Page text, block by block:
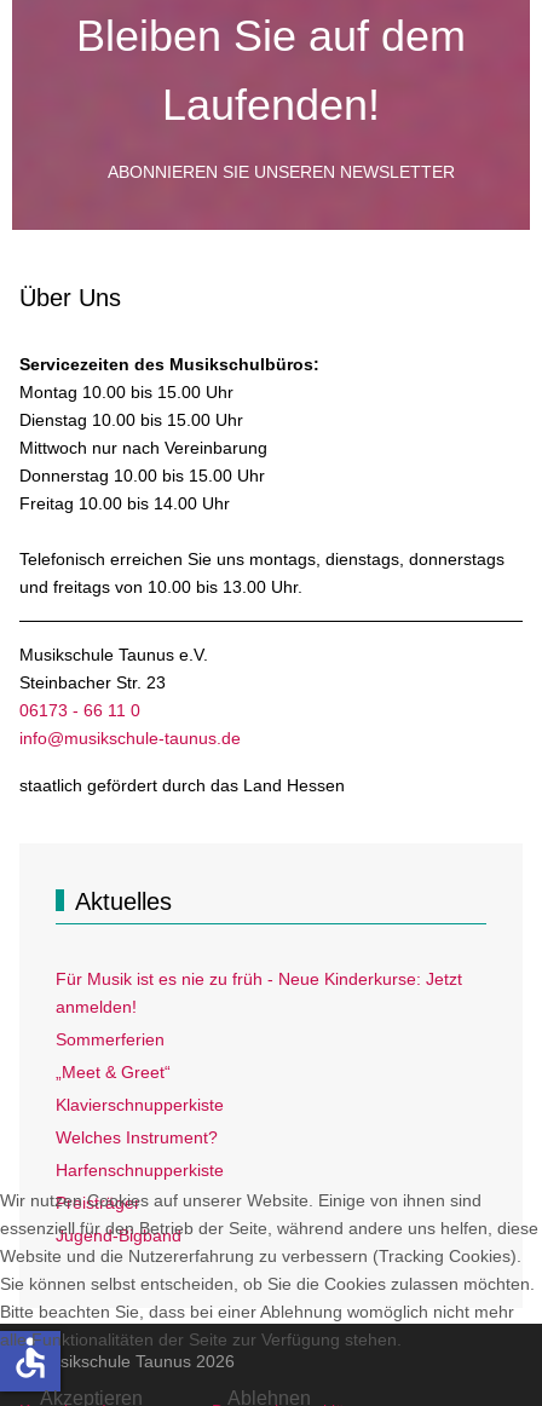
Bleiben Sie auf dem
Laufenden!
ABONNIEREN SIE UNSEREN NEWSLETTER
Über Uns
Servicezeiten des Musikschulbüros:
Montag 10.00 bis 15.00 Uhr
Dienstag 10.00 bis 15.00 Uhr
Mittwoch nur nach Vereinbarung
Donnerstag 10.00 bis 15.00 Uhr
Freitag 10.00 bis 14.00 Uhr
Telefonisch erreichen Sie uns montags, dienstags, donnerstags
und freitags von 10.00 bis 13.00 Uhr.
Musikschule Taunus e.V.
Steinbacher Str. 23
06173 - 66 11 0
info@musikschule-taunus.de
staatlich gefördert durch das Land Hessen
Aktuelles
Für Musik ist es nie zu früh - Neue Kinderkurse: Jetzt
anmelden!
Sommerferien
„Meet & Greet“
Klavierschnupperkiste
Welches Instrument?
Harfenschnupperkiste
Preisträger
Jugend-Bigband
© Musikschule Taunus 2026
Wir nutzen Cookies auf unserer Website. Einige von ihnen sind
essenziell für den Betrieb der Seite, während andere uns helfen, diese
Website und die Nutzererfahrung zu verbessern (Tracking Cookies).
Sie können selbst entscheiden, ob Sie die Cookies zulassen möchten.
Bitte beachten Sie, dass bei einer Ablehnung womöglich nicht mehr
alle Funktionalitäten der Seite zur Verfügung stehen.
Akzeptieren Ablehnen
accessible